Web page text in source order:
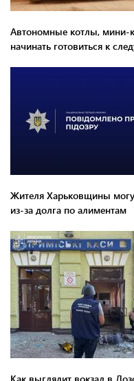
Автономные котлы, мини-
начинать готовиться к
Жителя Харьковщины
из-за долга по алиментам